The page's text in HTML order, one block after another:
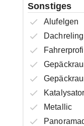
Sonstiges
Alufelgen
Dachreling
Katalysator
Metallic